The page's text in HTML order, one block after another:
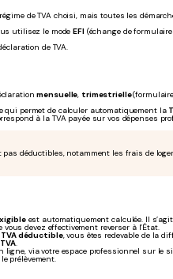
de TVA choisi, mais toutes les
utilisez le modeEFI(échange de
de TVA.
mensuelle, trimestrielle
qui permet de calculer automatiquement la
à la TVA payée sur vos dépenses
déductibles, notamment les frais de
est automatiquement calculée. Il
devez effectivement reverser à l’État.
déductible, vous êtes redevable de la
.
ligne, via votre espace professionnel sur le
prélèvement.